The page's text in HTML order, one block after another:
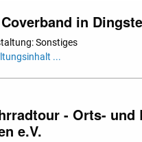
in
Sonstiges
...
- Orts- und
e.V.